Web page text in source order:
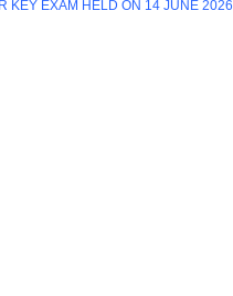
KEY EXAM HELD ON 14 JUNE 2026